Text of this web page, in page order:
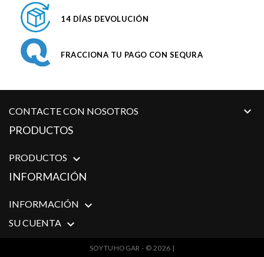
14 DÍAS DEVOLUCIÓN
FRACCIONA TU PAGO CON SEQURA
CONTACTE CON NOSOTROS 
PRODUCTOS
PRODUCTOS 
INFORMACIÓN
INFORMACIÓN 
SU CUENTA 
SOYTUHOGAR - © 2026 |